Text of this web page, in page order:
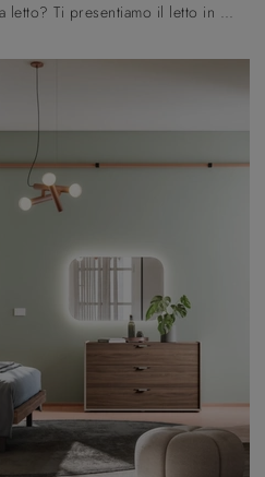
Vuoi attualizzare la camera da letto? Ti presentiamo il letto in tessuto Giako Basic 14 di Orme per spazi moderni.